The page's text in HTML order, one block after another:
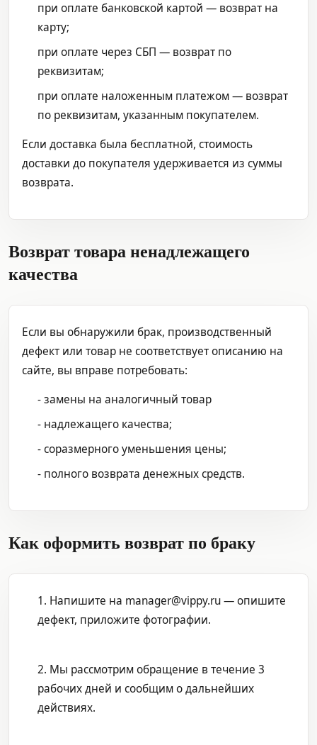
при оплате банковской картой — возврат на
карту;
при оплате через СБП — возврат по
реквизитам;
при оплате наложенным платежом — возврат
по реквизитам, указанным покупателем.
Если доставка была бесплатной, стоимость
доставки до покупателя удерживается из суммы
возврата.
Возврат товара ненадлежащего
качества
Если вы обнаружили брак, производственный
дефект или товар не соответствует описанию на
сайте, вы вправе потребовать:
- замены на аналогичный товар
- надлежащего качества;
- соразмерного уменьшения цены;
- полного возврата денежных средств.
Как оформить возврат по браку
1. Напишите на manager@vippy.ru — опишите
дефект, приложите фотографии.
2. Мы рассмотрим обращение в течение 3
рабочих дней и сообщим о дальнейших
действиях.